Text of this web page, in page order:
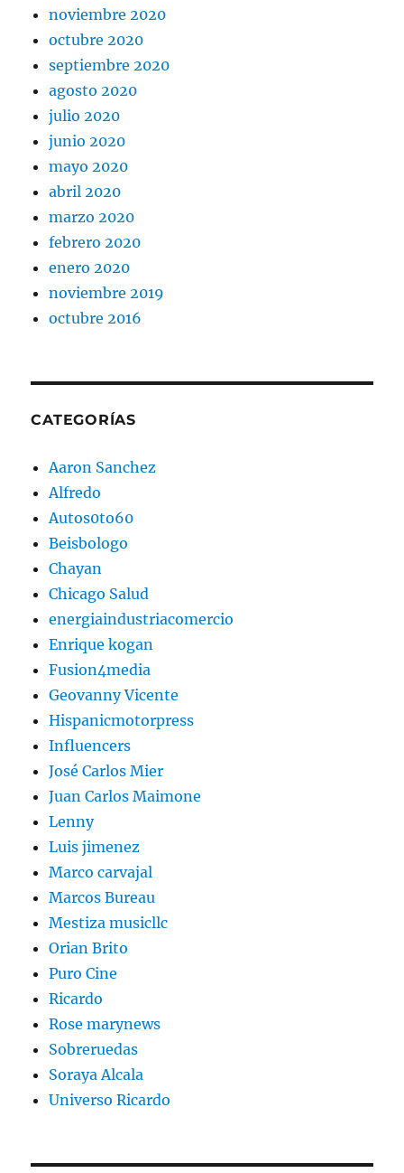
noviembre 2020
octubre 2020
septiembre 2020
agosto 2020
julio 2020
junio 2020
mayo 2020
abril 2020
marzo 2020
febrero 2020
enero 2020
noviembre 2019
octubre 2016
CATEGORÍAS
Aaron Sanchez
Alfredo
Autos0to60
Beisbologo
Chayan
Chicago Salud
energiaindustriacomercio
Enrique kogan
Fusion4media
Geovanny Vicente
Hispanicmotorpress
Influencers
José Carlos Mier
Juan Carlos Maimone
Lenny
Luis jimenez
Marco carvajal
Marcos Bureau
Mestiza musicllc
Orian Brito
Puro Cine
Ricardo
Rose marynews
Sobreruedas
Soraya Alcala
Universo Ricardo